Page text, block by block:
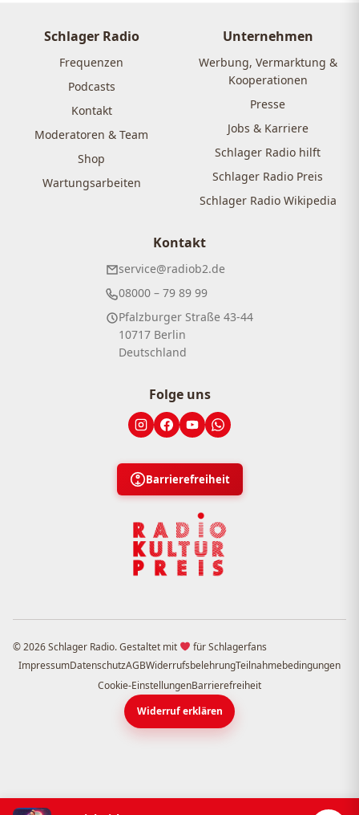
Schlager Radio
Frequenzen
Podcasts
Kontakt
Moderatoren & Team
Shop
Wartungsarbeiten
Unternehmen
Werbung, Vermarktung &
Kooperationen
Presse
Jobs & Karriere
Schlager Radio hilft
Schlager Radio Preis
Schlager Radio Wikipedia
Kontakt
service@radiob2.de
08000 – 79 89 99
Pfalzburger Straße 43-44
10717 Berlin
Deutschland
Folge uns
Barrierefreiheit
© 2026 Schlager Radio. Gestaltet mit
für Schlagerfans
ImpressumDatenschutzAGBWiderrufsbelehrungTeilnahmebedingungen
Cookie-EinstellungenBarrierefreiheit
Widerruf erklären